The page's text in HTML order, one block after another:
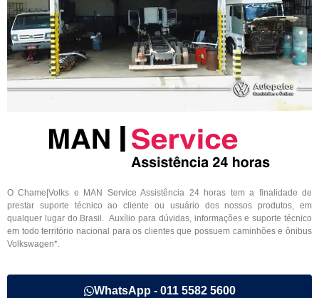
O Chame|Volks e MAN Service Assistência 24 horas tem a finalidade de
prestar suporte técnico ao cliente ou usuário dos nossos produtos, em
qualquer lugar do Brasil. Auxílio para dúvidas, informações e suporte técnico
em todo território nacional para os clientes que possuem caminhões e ônibus
Volkswagen*.
WhatsApp - 011 5582 5600